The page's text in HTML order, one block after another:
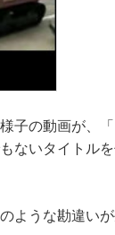
子の動画が、「
ないタイトル
ような勘違い